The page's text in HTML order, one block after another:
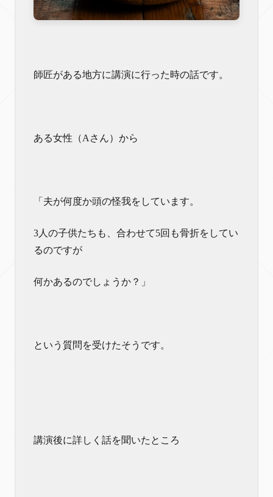
師匠がある地方に講演に行った時の話です。
ある女性（Aさん）から
「夫が何度か頭の怪我をしています。
3人の子供たちも、合わせて5回も骨折をしてい
るのですが
何かあるのでしょうか？」
という質問を受けたそうです。
講演後に詳しく話を聞いたところ